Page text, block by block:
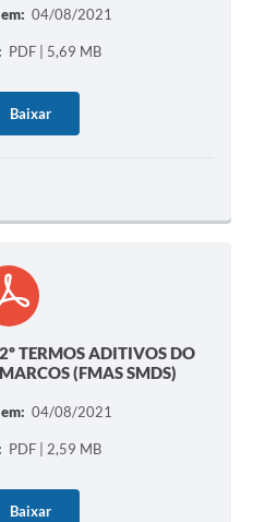
04/08/2021
PDF | 5,69 MB
Baixar
TERMOS ADITIVOS DO
(FMAS SMDS)
04/08/2021
PDF | 2,59 MB
Baixar